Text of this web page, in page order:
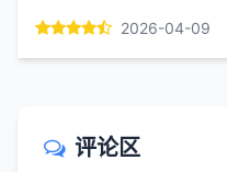
乡、天津... 2026-04-09
评论区